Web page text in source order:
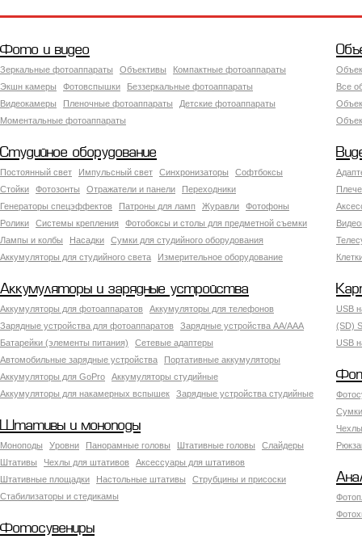
Фото и видео
Зеркальные фотоаппараты Объективы
Компактные фотоаппараты
Экшн камеры
Фотовспышки
Беззеркальные фотоаппараты
Видеокамеры
Пленочные фотоаппараты
Детские фотоаппараты
Моментальные фотоаппараты
Все
Студийное оборудование
Постоянный свет Импульсный свет Синхронизаторы
Софтбоксы
Стойки
Фотозонты Отражатели и панели
Переходники
Генераторы спецэффектов
Патроны для ламп Журавли
Фотофоны
Ролики
Системы крепления
Фотобоксы и столы для предметной съемки
Лампы и колбы
Насадки
Сумки для студийного оборудования
Аккумуляторы для студийного света
Измерительное оборудование
Аккумуляторы и зарядные устройства
Аккумуляторы для фотоаппаратов
Аккумуляторы для телефонов
Зарядные устройства для фотоаппаратов
Зарядные устройства AA/AAA
Батарейки (элементы питания)
Сетевые адаптеры
Автомобильные зарядные устройства
Портативные аккумуляторы
Аккумуляторы для GoPro
Аккумуляторы студийные
Аккумуляторы для накамерных вспышек
Зарядные устройства студийные
USB
(SD)
USB
Штативы и моноподы
Моноподы Уровни Панорамные головы Штативные головы
Слайдеры
Штативы
Чехлы для штативов
Аксессуары для штативов
Штативные площадки
Настольные штативы
Струбцины и присоски
Стабилизаторы и стедикамы
Фотосувениры